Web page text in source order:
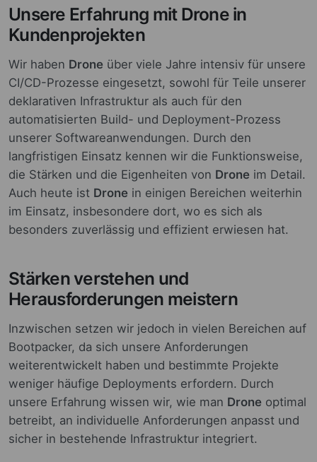
Unsere Erfahrung mit Drone in
Kundenprojekten
Wir haben Drone über viele Jahre intensiv für unsere
CI/CD-Prozesse eingesetzt, sowohl für Teile unserer
deklarativen Infrastruktur als auch für den
automatisierten Build- und Deployment-Prozess
unserer Softwareanwendungen. Durch den
langfristigen Einsatz kennen wir die Funktionsweise,
die Stärken und die Eigenheiten von Drone im Detail.
Auch heute ist Drone in einigen Bereichen weiterhin
im Einsatz, insbesondere dort, wo es sich als
besonders zuverlässig und effizient erwiesen hat.
Stärken verstehen und
Herausforderungen meistern
Inzwischen setzen wir jedoch in vielen Bereichen auf
Bootpacker, da sich unsere Anforderungen
weiterentwickelt haben und bestimmte Projekte
weniger häufige Deployments erfordern. Durch
unsere Erfahrung wissen wir, wie man Drone optimal
betreibt, an individuelle Anforderungen anpasst und
sicher in bestehende Infrastruktur integriert.